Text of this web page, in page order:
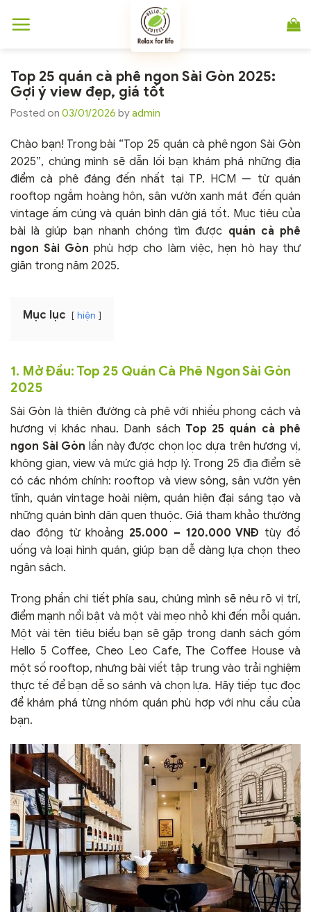
đến
Top 25 quán cà phê ngon Sài Gòn 2025:
Gợi ý view đẹp, giá tốt
Posted on 03/01/2026 byadmin
Chào bạn! Trong bài “Top 25 quán cà phê ngon Sài Gòn
2025”, chúng mình sẽ dẫn lối bạn khám phá những địa
điểm cà phê đáng đến nhất tại TP. HCM — từ quán
rooftop ngắm hoàng hôn, sân vườn xanh mát đến quán
vintage ấm cúng và quán bình dân giá tốt. Mục tiêu của
bài là giúp bạn nhanh chóng tìm được quán cà phê
ngon Sài Gòn phù hợp cho làm việc, hẹn hò hay thư
giãn trong năm 2025.
Mục lục hiện
1. Mở Đầu: Top 25 Quán Cà Phê Ngon Sài Gòn
2025
Sài Gòn là thiên đường cà phê với nhiều phong cách và
hương vị khác nhau. Danh sách Top 25 quán cà phê
ngon Sài Gòn lần này được chọn lọc dựa trên hương vị,
không gian, view và mức giá hợp lý. Trong 25 địa điểm sẽ
có các nhóm chính: rooftop và view sông, sân vườn yên
tĩnh, quán vintage hoài niệm, quán hiện đại sáng tạo và
những quán bình dân quen thuộc. Giá tham khảo thường
dao động từ khoảng 25.000 – 120.000 VNĐ tùy đồ
uống và loại hình quán, giúp bạn dễ dàng lựa chọn theo
ngân sách.
Trong phần chi tiết phía sau, chúng mình sẽ nêu rõ vị trí,
điểm mạnh nổi bật và một vài mẹo nhỏ khi đến mỗi quán.
Một vài tên tiêu biểu bạn sẽ gặp trong danh sách gồm
Hello 5 Coffee, Cheo Leo Cafe, The Coffee House và
một số rooftop, nhưng bài viết tập trung vào trải nghiệm
thực tế để bạn dễ so sánh và chọn lựa. Hãy tiếp tục đọc
để khám phá từng nhóm quán phù hợp với nhu cầu của
bạn.